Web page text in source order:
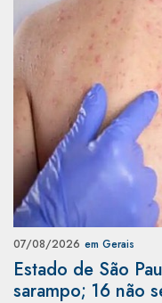
07/08/2026 em Gerais
Estado de São
sarampo; 16 não